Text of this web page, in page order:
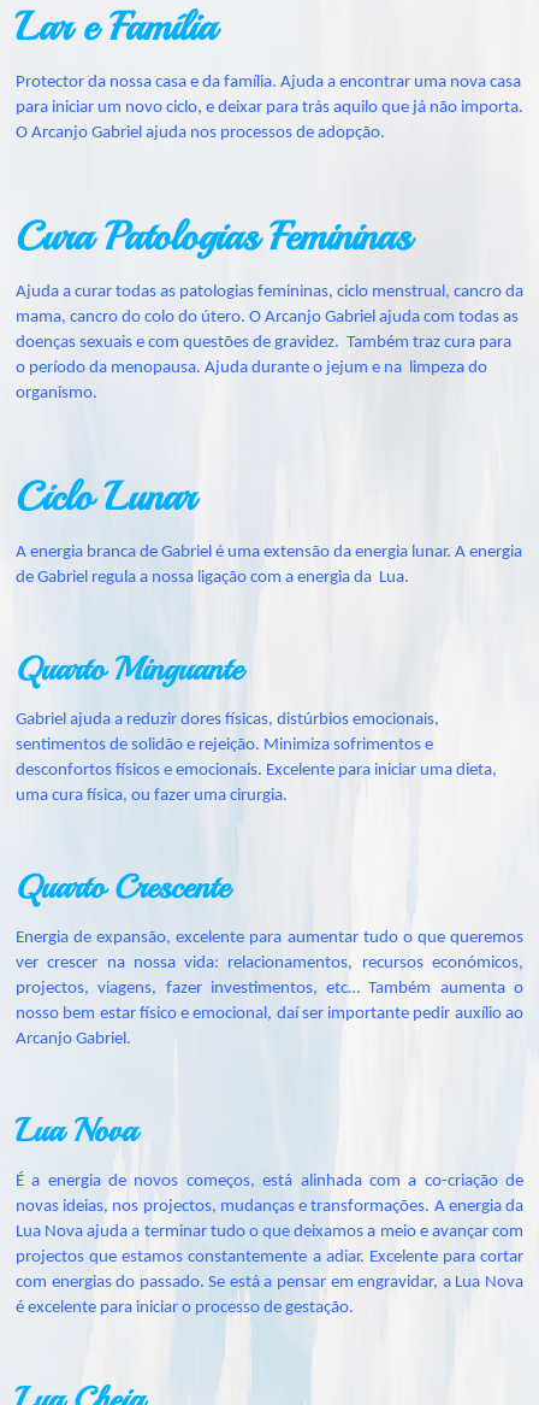
Lar e Família
Protector da nossa casa e da família. Ajuda a encontrar uma nova casa
para iniciar um novo ciclo, e deixar para trás aquilo que já não importa.
O Arcanjo Gabriel ajuda nos processos de adopção.
Cura Patologias Femininas
Ajuda a curar todas as patologias femininas, ciclo menstrual, cancro da
mama, cancro do colo do útero. O Arcanjo Gabriel ajuda com todas as
doenças sexuais e com questões de gravidez. Também traz cura para
o período da menopausa. Ajuda durante o jejum e na limpeza do
organismo.
Ciclo Lunar
A energia branca de Gabriel é uma extensão da energia lunar. A energia
de Gabriel regula a nossa ligação com a energia da Lua.
Quarto Minguante
Gabriel ajuda a reduzir dores físicas, distúrbios emocionais,
sentimentos de solidão e rejeição. Minimiza sofrimentos e
desconfortos físicos e emocionais. Excelente para iniciar uma dieta,
uma cura física, ou fazer uma cirurgia.
Quarto Crescente
Energia de expansão, excelente para aumentar tudo o que queremos
ver crescer na nossa vida: relacionamentos, recursos económicos,
projectos, viagens, fazer investimentos, etc… Também aumenta o
nosso bem estar físico e emocional, daí ser importante pedir auxílio ao
Arcanjo Gabriel.
Lua Nova
É a energia de novos começos, está alinhada com a co-criação de
novas ideias, nos projectos, mudanças e transformações. A energia da
Lua Nova ajuda a terminar tudo o que deixamos a meio e avançar com
projectos que estamos constantemente a adiar. Excelente para cortar
com energias do passado. Se está a pensar em engravidar, a Lua Nova
é excelente para iniciar o processo de gestação.